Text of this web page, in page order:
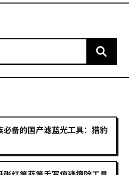
备的国产滤蓝光工具：猎豹